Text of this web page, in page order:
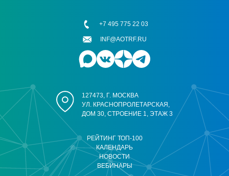
РЕЙТИНГ ТОП-100
КАЛЕНДАРЬ
НОВОСТИ
ВЕБИНАРЫ
127473, Г. МОСКВА
УЛ. КРАСНОПРОЛЕТАРСКАЯ,
ДОМ 30, СТРОЕНИЕ 1, ЭТАЖ 3
+7 495 775 22 03
INF@AOTRF.RU